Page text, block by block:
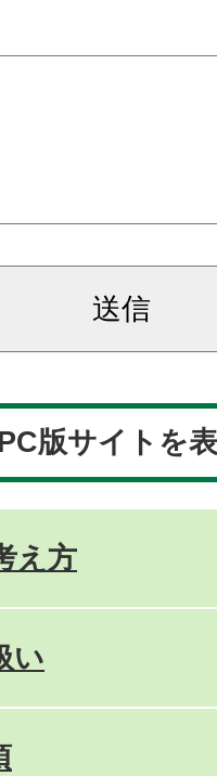
版サイトを
え方
い